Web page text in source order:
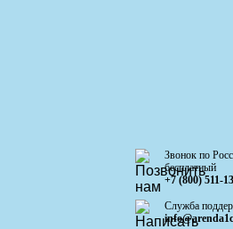
Звонок по
бесплатный
+7 (800) 511-
Служба